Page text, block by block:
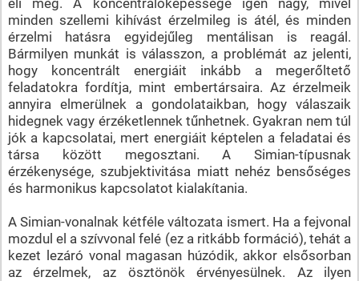
minden szellemi kihívást érzelmileg is átél, és minden
érzelmi hatásra egyidejűleg mentálisan is reagál.
Bármilyen munkát is válasszon, a problémát az jelenti,
hogy koncentrált energiáit inkább a megerőltető
feladatokra fordítja, mint embertársaira. Az érzelmeik
annyira elmerülnek a gondolataikban, hogy válaszaik
hidegnek vagy érzéketlennek tűnhetnek. Gyakran nem túl
jók a kapcsolatai, mert energiáit képtelen a feladatai és
társa között megosztani. A Simian-típusnak
érzékenysége, szubjektivitása miatt nehéz bensőséges
és harmonikus kapcsolatot kialakítania.
A Simian-vonalnak kétféle változata ismert. Ha a fejvonal
mozdul el a szívvonal felé (ez a ritkább formáció), tehát a
kezet lezáró vonal magasan húzódik, akkor elsősorban
az érzelmek, az ösztönök érvényesülnek. Az ilyen